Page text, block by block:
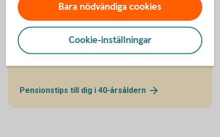
40-åring
fler tips!
Pensionstips till dig i 40-årsåldern
Bara nödvändiga cookies
Cookie-inställningar